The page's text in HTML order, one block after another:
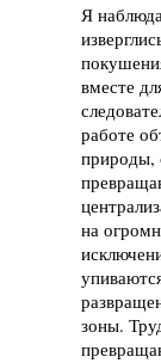
Я
вместе
работе
природы,
на
зоны.